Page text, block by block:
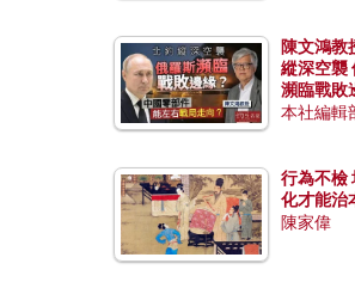
陳文鴻教
縱深空襲
瀕臨戰敗
國零部件
本社編輯
行為不檢
化才能治
陳家偉